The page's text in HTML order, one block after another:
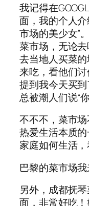
我记得在
面，我的个人
市场的美少女”
菜市场，无论
去当地人买菜
来吃，看他们
提到我今天买
总被潮人们说“
不不不，菜市
热爱生活本质
家庭如何生活，
巴黎的菜市场我
另外，成都抚
面，非常好吃